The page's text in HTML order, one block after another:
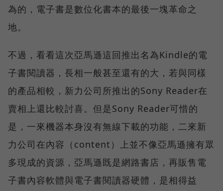
為的，電子書是數位化書本的最後一塊革命之
地。
不過，看看這次亞馬遜這回推出名為Kindle的電
子書閱讀器，長相一般甚至還有的大，若與同樣
的產品相較，新力公司所推出的Sony Reader在
賣相上還比較討喜。但是Sony Reader可惜的
是，一來機器本身沒有無線下載的功能，二來新
力公司在內容（content）上並不像亞馬遜擁有眾
多現成的資源，亞馬遜既是網路書店，再販售電
子書內容軟體與電子書閱讀器硬體，是相得益